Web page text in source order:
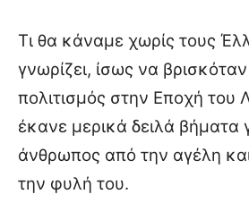
Τι θα κάναμε χωρίς τους
γνωρίζει, ίσως να
πολιτισμός στην Εποχή του
έκανε μερικά δειλά βήματα
άνθρωπος από την αγέλη
την φυλή του.